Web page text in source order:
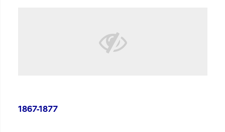
1867-1877